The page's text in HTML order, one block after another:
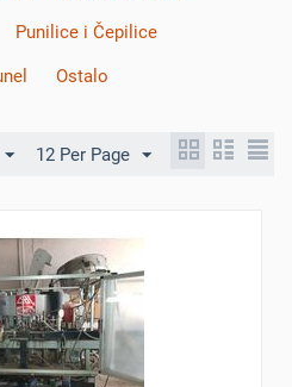
Punilice i Čepilice
Ostalo
12 Per Page